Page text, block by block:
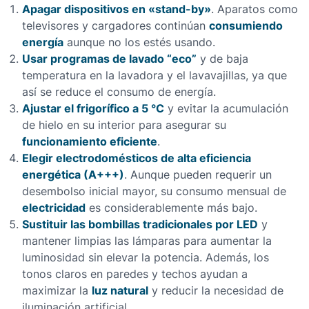
Apagar dispositivos en «stand-by». Aparatos como
televisores y cargadores continúan consumiendo
energía aunque no los estés usando.
Usar programas de lavado “eco” y de baja
temperatura en la lavadora y el lavavajillas, ya que
así se reduce el consumo de energía.
Ajustar el frigorífico a 5 °C y evitar la acumulación
de hielo en su interior para asegurar su
funcionamiento eficiente.
Elegir electrodomésticos de alta eficiencia
energética (A+++). Aunque pueden requerir un
desembolso inicial mayor, su consumo mensual de
electricidad es considerablemente más bajo.
Sustituir las bombillas tradicionales por LED y
mantener limpias las lámparas para aumentar la
luminosidad sin elevar la potencia. Además, los
tonos claros en paredes y techos ayudan a
maximizar la luz natural y reducir la necesidad de